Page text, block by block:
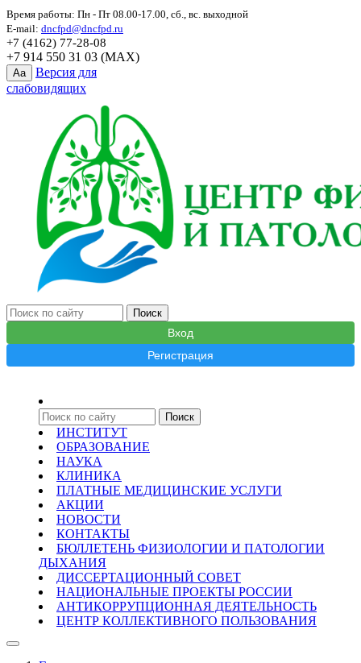
Время работы: Пн - Пт 08.00-17.00, сб., вс. выходной
E-mail: dncfpd@dncfpd.ru
+7 (4162) 77-28-08
+7 914 550 31 03 (MAX)
Aa
Версия для
слабовидящих
Вход
Регистрация
ИНСТИТУТ
ОБРАЗОВАНИЕ
НАУКА
КЛИНИКА
ПЛАТНЫЕ МЕДИЦИНСКИЕ УСЛУГИ
АКЦИИ
НОВОСТИ
КОНТАКТЫ
БЮЛЛЕТЕНЬ ФИЗИОЛОГИИ И ПАТОЛОГИИ
ДЫХАНИЯ
ДИССЕРТАЦИОННЫЙ СОВЕТ
НАЦИОНАЛЬНЫЕ ПРОЕКТЫ РОССИИ
АНТИКОРРУПЦИОННАЯ ДЕЯТЕЛЬНОСТЬ
ЦЕНТР КОЛЛЕКТИВНОГО ПОЛЬЗОВАНИЯ